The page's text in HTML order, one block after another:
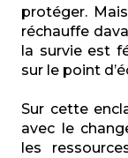
protéger.
réchauffe
la survie est
sur le point
Sur cette
avec le
les